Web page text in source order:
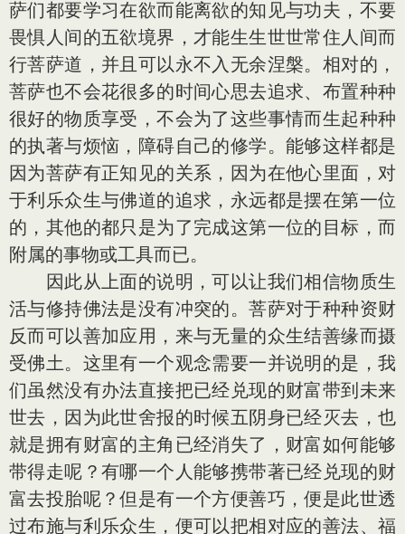
萨们都要学习在欲而能离欲的知见与功夫，不要
畏惧人间的五欲境界，才能生生世世常住人间而
行菩萨道，并且可以永不入无余涅槃。相对的，
菩萨也不会花很多的时间心思去追求、布置种种
很好的物质享受，不会为了这些事情而生起种种
的执著与烦恼，障碍自己的修学。能够这样都是
因为菩萨有正知见的关系，因为在他心里面，对
于利乐众生与佛道的追求，永远都是摆在第一位
的，其他的都只是为了完成这第一位的目标，而
附属的事物或工具而已。
因此从上面的说明，可以让我们相信物质生
活与修持佛法是没有冲突的。菩萨对于种种资财
反而可以善加应用，来与无量的众生结善缘而摄
受佛土。这里有一个观念需要一并说明的是，我
们虽然没有办法直接把已经兑现的财富带到未来
世去，因为此世舍报的时候五阴身已经灭去，也
就是拥有财富的主角已经消失了，财富如何能够
带得走呢？有哪一个人能够携带著已经兑现的财
富去投胎呢？但是有一个方便善巧，便是此世透
过布施与利乐众生，便可以把相对应的善法、福